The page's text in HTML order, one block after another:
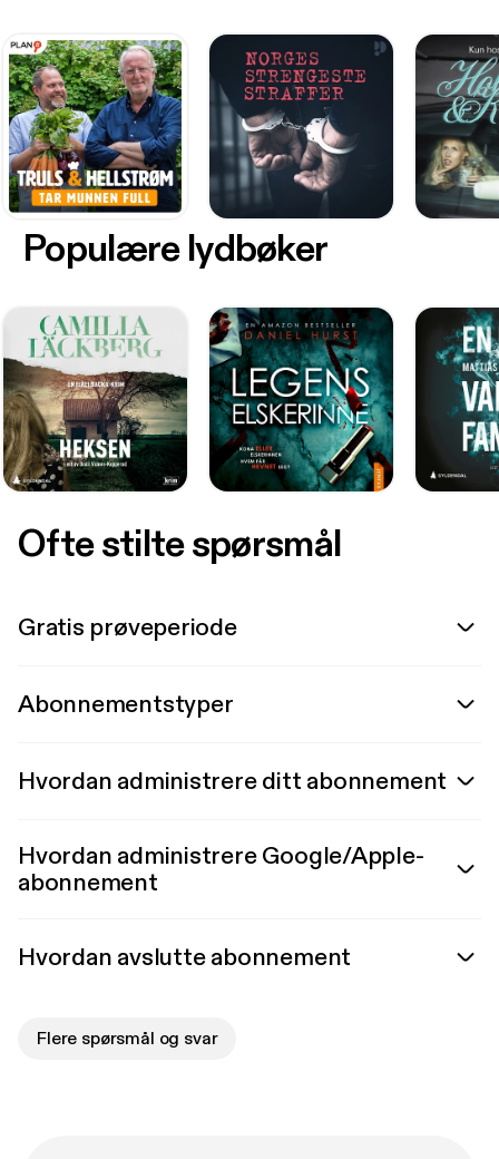
Populære lydbøker
Ofte stilte spørsmål
Gratis prøveperiode
Abonnementstyper
Hvordan administrere ditt abonnement
Hvordan administrere Google/Apple-
abonnement
Hvordan avslutte abonnement
Flere spørsmål og svar